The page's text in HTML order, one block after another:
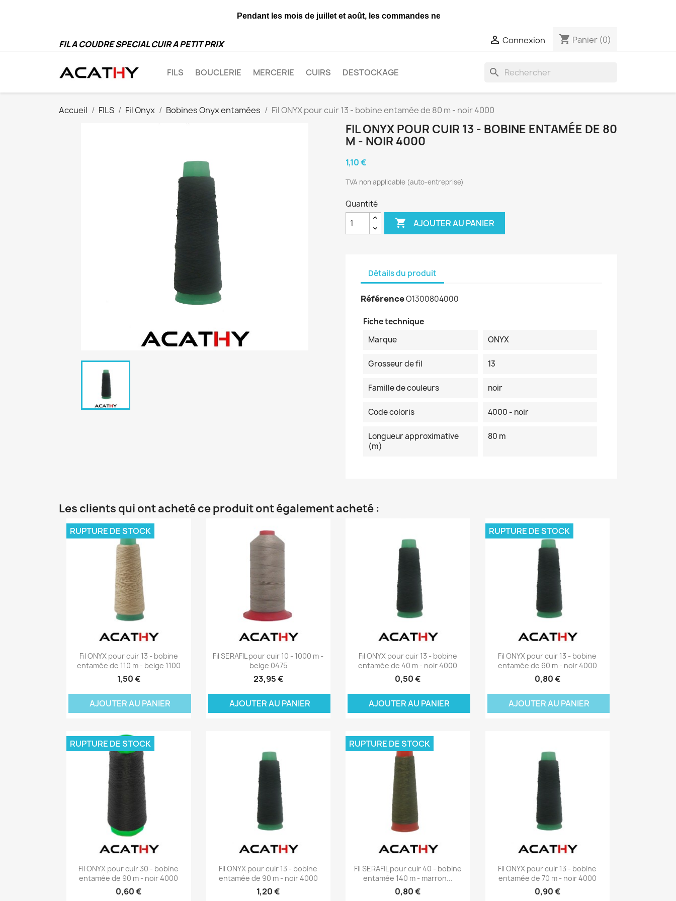
Pendant les mois de juillet et août, les commandes ne seront expédiées qu'une seule fois par semaine
FIL A COUDRE SPECIAL CUIR A PETIT PRIX  Connexion shopping_cart Panier (0)
FILS BOUCLERIE MERCERIE CUIRS DESTOCKAGE search
Accueil FILS Fil Onyx Bobines Onyx entamées Fil ONYX pour cuir 13 - bobine entamée de 80 m - noir 4000
FIL ONYX POUR CUIR 13 - BOBINE ENTAMÉE DE 80
M - NOIR 4000
1,10 €
TVA non applicable (auto-entreprise)
Quantité
 AJOUTER AU PANIER
Détails du produit
RéférenceO1300804000
Fiche technique
Marque
ONYX
Grosseur de fil 13
Famille de couleurs noir
Code coloris 4000 - noir
Longueur approximative
(m)
80 m
Les clients qui ont acheté ce produit ont également acheté :
Aperçu rapide
Fil ONYX pour cuir 13 - bobine
entamée de 110 m - beige 1100
1,50 €
AJOUTER AU PANIER
RUPTURE DE STOCK
 Aperçu rapide
Fil SERAFIL pour cuir 10 - 1000 m -
beige 0475
23,95 €
AJOUTER AU PANIER
Aperçu rapide
Fil ONYX pour cuir 13 - bobine
entamée de 40 m - noir 4000
0,50 €
AJOUTER AU PANIER
Aperçu rapide
Fil ONYX pour cuir 13 - bobine
entamée de 60 m - noir 4000
0,80 €
AJOUTER AU PANIER
RUPTURE DE STOCK
Aperçu rapide
Fil ONYX pour cuir 30 - bobine
entamée de 90 m - noir 4000
0,60 €
RUPTURE DE STOCK
Aperçu rapide
Fil ONYX pour cuir 13 - bobine
entamée de 90 m - noir 4000
1,20 €
Aperçu rapide
Fil SERAFIL pour cuir 40 - bobine
entamée 140 m - marron...
0,80 €
RUPTURE DE STOCK
Aperçu rapide
Fil ONYX pour cuir 13 - bobine
entamée de 70 m - noir 4000
0,90 €